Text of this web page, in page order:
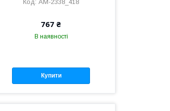
AM-2338_418
767 ₴
В наявності
Купити